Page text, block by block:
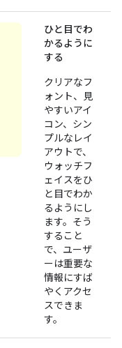
ひと目でわ
かるように
する
クリアなフ
ォント、見
やすいアイ
コン、シン
プルなレイ
アウトで、
ウォッチフ
ェイスをひ
と目でわか
るようにし
ます。そう
すること
で、ユーザ
ーは重要な
情報にすば
やくアクセ
スできま
す。